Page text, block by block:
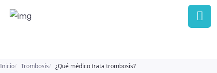
Inicio Trombosis ¿Qué médico trata trombosis?